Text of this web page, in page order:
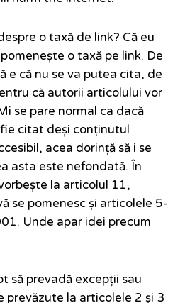
o taxă de link? Că eu
o taxă pe link. De
e că nu se va putea cita, de
că autorii articolului vor
se pare normal ca dacă
citat deși conținutul
acea dorință să i se
asta este nefondată. În
la articolul 11,
se pomenesc și articolele 5-
Unde apar idei precum
să prevadă excepții sau
prevăzute la articolele 2 și 3